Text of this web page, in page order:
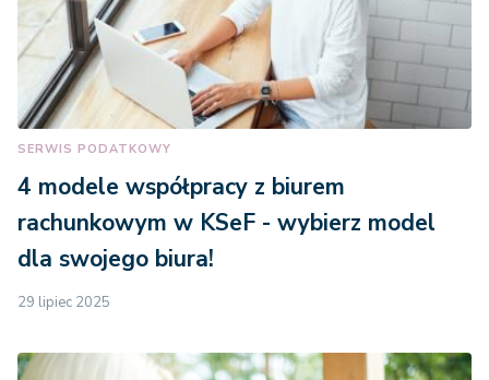
SERWIS PODATKOWY
4 modele współpracy z biurem
rachunkowym w KSeF - wybierz model
dla swojego biura!
29 lipiec 2025